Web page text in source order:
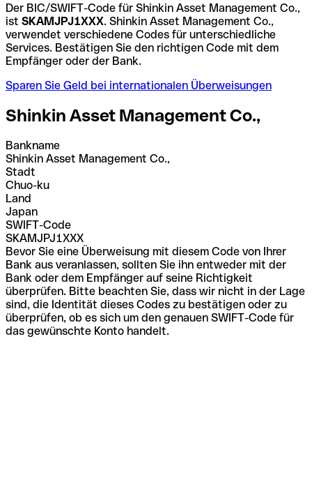
Der BIC/SWIFT-Code für Shinkin Asset Management Co.,
ist SKAMJPJ1XXX. Shinkin Asset Management Co.,
verwendet verschiedene Codes für unterschiedliche
Services. Bestätigen Sie den richtigen Code mit dem
Empfänger oder der Bank.
Sparen Sie Geld bei internationalen Überweisungen
Shinkin Asset Management Co.,
Bankname
Shinkin Asset Management Co.,
Stadt
Chuo-ku
Land
Japan
SWIFT-Code
SKAMJPJ1XXX
Bevor Sie eine Überweisung mit diesem Code von Ihrer
Bank aus veranlassen, sollten Sie ihn entweder mit der
Bank oder dem Empfänger auf seine Richtigkeit
überprüfen. Bitte beachten Sie, dass wir nicht in der Lage
sind, die Identität dieses Codes zu bestätigen oder zu
überprüfen, ob es sich um den genauen SWIFT-Code für
das gewünschte Konto handelt.